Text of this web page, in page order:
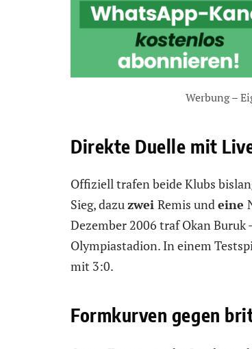
Werbung –
Direkte Duelle mit
Offiziell trafen beide Klubs
Sieg, dazuzwei Remis undeine
Dezember 2006 traf Okan
Olympiastadion. In einem
mit 3:0.
Formkurven gegen